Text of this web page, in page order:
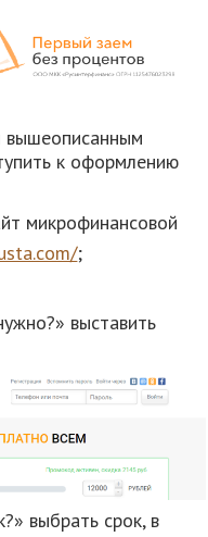
вышеописанным
к оформлению
микрофинансовой
;
выставить
выбрать срок, в